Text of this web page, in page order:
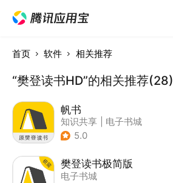
首页 软件 相关推荐
“樊登读书HD”的相关推荐(28)
帆书
知识共享
电子书城
5.0
樊登读书极简版
电子书城